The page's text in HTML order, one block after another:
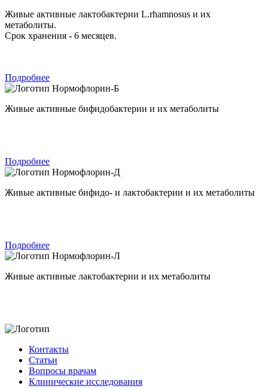
Живые активные лактобактерии L.rhamnosus и их
метаболиты.
Срок хранения - 6 месяцев.
Подробнее
Нормофлорин-Б
Живые активные бифидобактерии и их метаболиты
Подробнее
Нормофлорин-Д
Живые активные бифидо- и лактобактерии и их метаболиты
Подробнее
Нормофлорин-Л
Живые активные лактобактерии и их метаболиты
Контакты
Статьи
Вопросы врачам
Клинические исследования